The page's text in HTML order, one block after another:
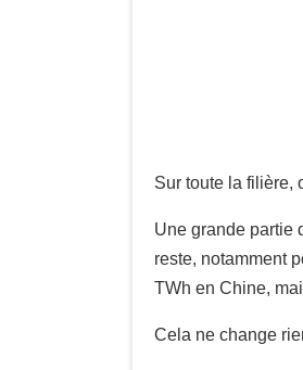
Sur toute la filière,
Une grande partie
reste, notamment
TWh en Chine,
Cela ne change